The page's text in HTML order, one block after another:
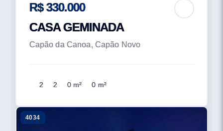
R$ 330.000
CASA GEMINADA
Capão da Canoa, Capão Novo
2 2 0 m² 0 m²
4034